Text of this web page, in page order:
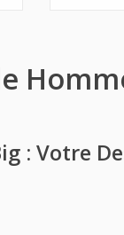
: Votre